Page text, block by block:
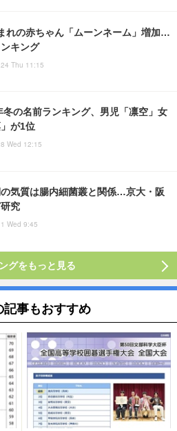
れの赤ちゃん「ムーンネーム」増加…
キング
Thu 11:15
冬の名前ランキング、男児「凛空」女
が1位
Wed 12:15
気質は腸内細菌叢と関係…京大・阪
究
Wed 9:45
グをもっと見る
記事もおすすめ